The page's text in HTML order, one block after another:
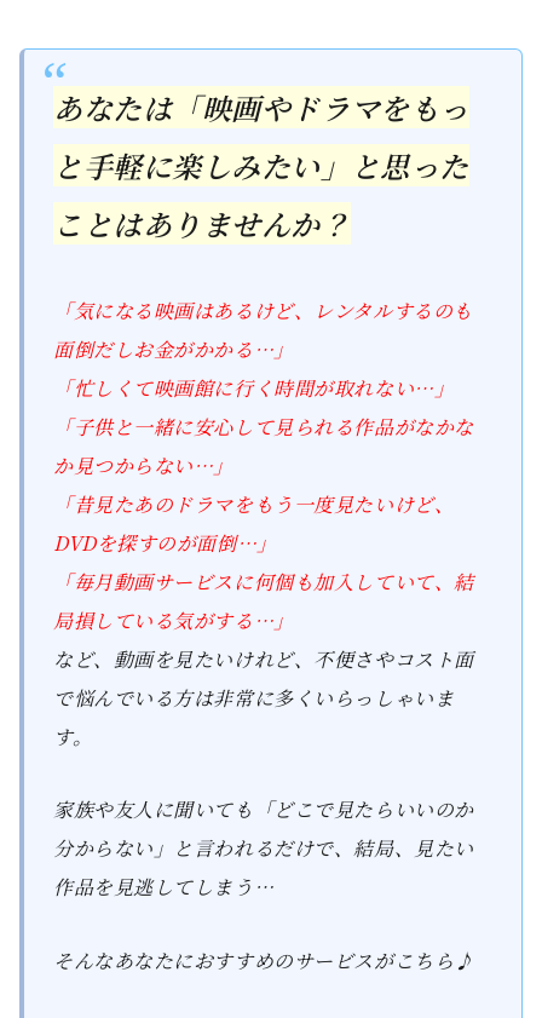
あなたは「映画やドラマをもっ
と手軽に楽しみたい」と思った
ことはありませんか？
「気になる映画はあるけど、レンタルするのも
面倒だしお金がかかる…」
「忙しくて映画館に行く時間が取れない…」
「子供と一緒に安心して見られる作品がなかな
か見つからない…」
「昔見たあのドラマをもう一度見たいけど、
DVDを探すのが面倒…」
「毎月動画サービスに何個も加入していて、結
局損している気がする…」
など、動画を見たいけれど、不便さやコスト面
で悩んでいる方は非常に多くいらっしゃいま
す。
家族や友人に聞いても「どこで見たらいいのか
分からない」と言われるだけで、結局、見たい
作品を見逃してしまう…
そんなあなたにおすすめのサービスがこちら♪